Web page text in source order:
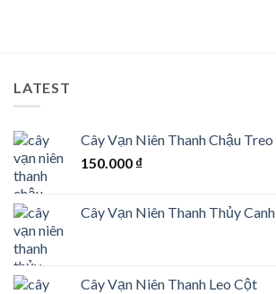
LATEST
Cây Vạn Niên Thanh Chậu Treo
150.000 ₫
Cây Vạn Niên Thanh Thủy Canh
Cây Vạn Niên Thanh Leo Cột